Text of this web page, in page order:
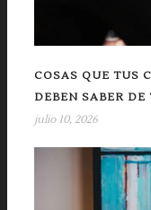
COSAS QUE TUS
DEBEN SABER DE
julio 10, 2026